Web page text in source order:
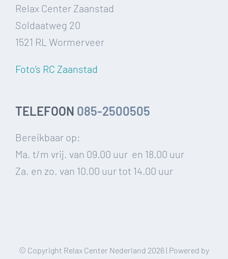
Relax Center Zaanstad
Soldaatweg 20
1521 RL Wormerveer
Foto’s RC Zaanstad
TELEFOON 085-2500505
Bereikbaar op:
Ma. t/m vrij. van 09.00 uur en 18.00 uur
Za. en zo. van 10.00 uur tot 14.00 uur
© Copyright Relax Center Nederland 2026 | Powered by